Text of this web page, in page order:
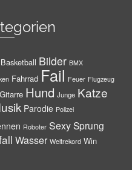
Basketball Bilder BMX
Fahrrad Fail Feuer Flugzeug
Gitarre Hund Junge Katze
Parodie Polizei
Roboter SexySprung
Wasser Weltrekord Win